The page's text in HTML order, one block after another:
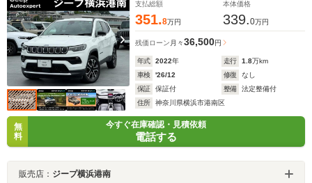
支払総額
351.8万円
本体価格
339.0万円
残価ローン 月々36,500円
年式 2022年 走行 1.8万km
車検
'26/12 修復
なし
保証
保証付 整備
法定整備付
住所
神奈川県横浜市港南区
無
料
今すぐ在庫確認・見積依頼
電話する
販売店： ジープ横浜港南